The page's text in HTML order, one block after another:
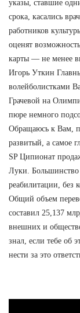
указы, ставшие
срока, касались
работников
оценят
карты — не менее
Игорь Уткин
волейболистками
Грачевой на
пюре немного
Обращаюсь к Вам,
развитый, а самое
SP Ципионат
Луки. Большинство
реабилитации, без
Общий объем
составил 25,137
внешних и
знал, если тебе об
нести за это